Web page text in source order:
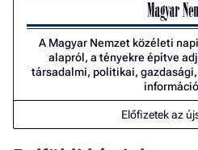
A Magyar Nemzet közéleti
alapról, a tényekre építve
társadalmi, politikai,
Előfizetek az